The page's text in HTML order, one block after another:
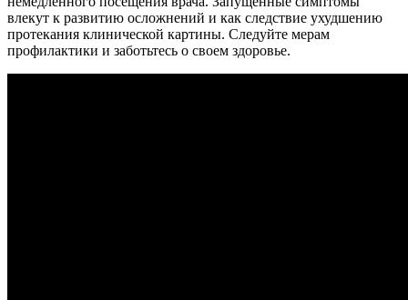
влекут к развитию осложнений и как следствие ухудшению
протекания клинической картины. Следуйте мерам
профилактики и заботьтесь о своем здоровье.